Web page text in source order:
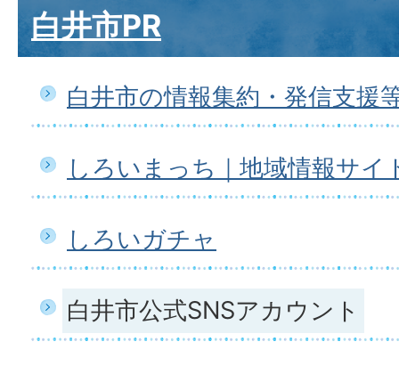
白井市PR
白井市の情報集約・発信支援
しろいまっち｜地域情報サイ
しろいガチャ
白井市公式SNSアカウント